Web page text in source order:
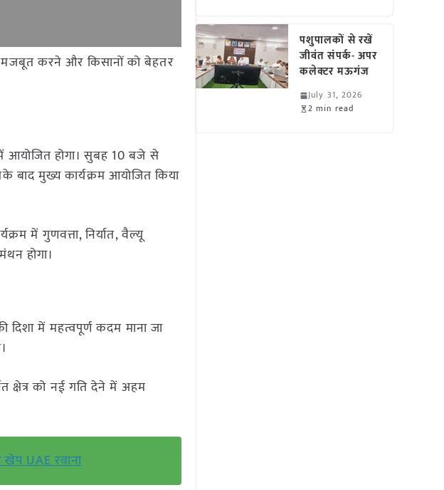
मजबूत करने और किसानों को बेहतर
आयोजित होगा। सुबह 10 बजे से
बाद मुख्य कार्यक्रम आयोजित किया
में गुणवत्ता, निर्यात, वैल्यू
होगा।
में महत्वपूर्ण कदम माना जा
को नई गति देने में अहम
UAE रवाना
पशुपालकों से रखें
जीवंत संपर्क- अपर
कलेक्टर मऊगंज
July 31, 2026
2 min read